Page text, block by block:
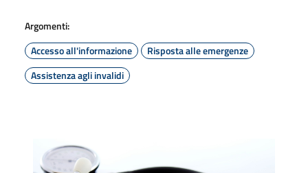
Argomenti:
Accesso all'informazione
Risposta alle emergenze
Assistenza agli invalidi